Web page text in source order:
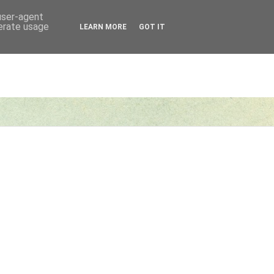
agent
usage
LEARN MORE GOT IT